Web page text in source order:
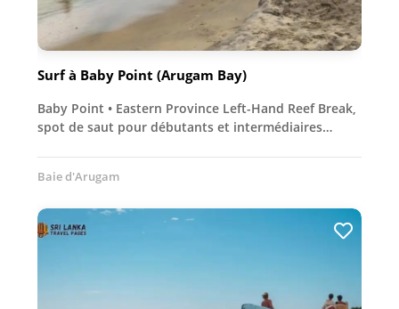
Surf à Baby Point (Arugam Bay)
Baby Point • Eastern Province Left-Hand Reef Break,
spot de saut pour débutants et intermédiaires…
Baie d'Arugam